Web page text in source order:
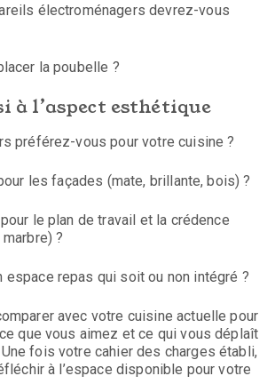
électroménagers devrez-vous
la poubelle ?
à l’aspect esthétique
préférez-vous pour votre cuisine ?
les façades (mate, brillante, bois) ?
le plan de travail et la crédence
?
espace repas qui soit ou non intégré ?
avec votre cuisine actuelle pour
que vous aimez et ce qui vous déplaît
fois votre cahier des charges établi,
à l’espace disponible pour votre